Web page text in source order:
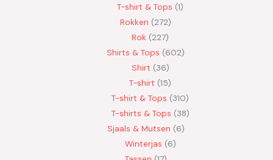
T-shirt & Tops 1
Rokken 272
Rok 227
Shirts & Tops 602
Shirt 36
T-shirt 15
T-shirt & Tops 310
T-shirts & Tops 38
Sjaals & Mutsen 6
Winterjas 6